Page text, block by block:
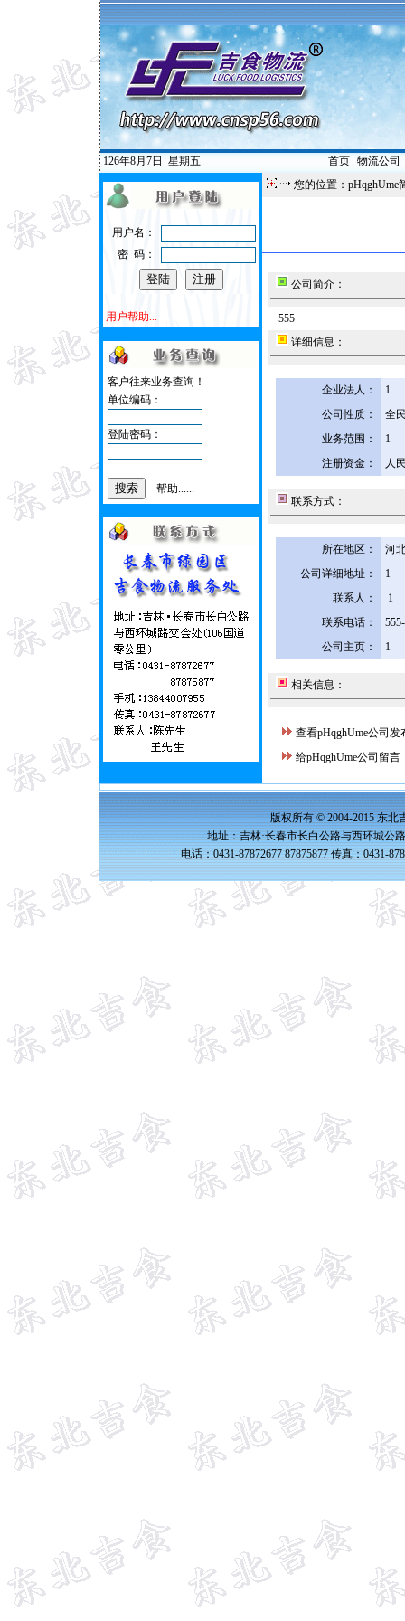
126年8月7日 星期五 首页| 物流公司
用户名：
密 码：
用户帮助...
客户往来业务查询！
单位编码：
登陆密码：
帮助......
您的位置：pHqghUme
公司简介：
555
详细信息：
企业法人：
1
公司性质：
全
业务范围：
1
注册资金：
人
联系方式：
所在地区：
河
公司详细地址：
1
联系人：
1
联系电话：
公司主页：
1
相关信息：
查看pHqghUme公司发
给pHqghUme公司留言
版权所有 © 2004-2015 东北
地址：吉林·长春市长白公路与西环城公
电话：0431-87872677 87875877 传真：0431-